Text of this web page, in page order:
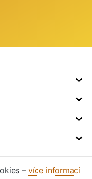
– více informací